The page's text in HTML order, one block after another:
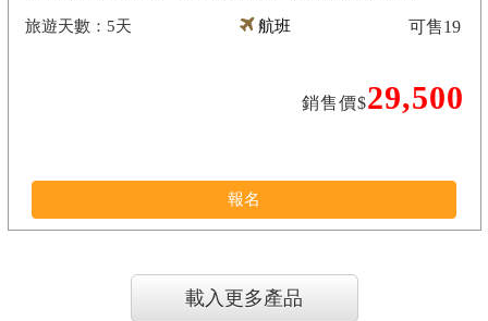
5天 航班
銷售價$29,500
可售19
報名
載入更多產品